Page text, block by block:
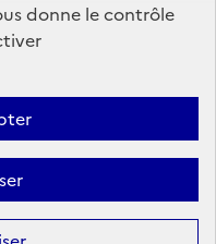
donne le contrôle
détenue par des tiers,